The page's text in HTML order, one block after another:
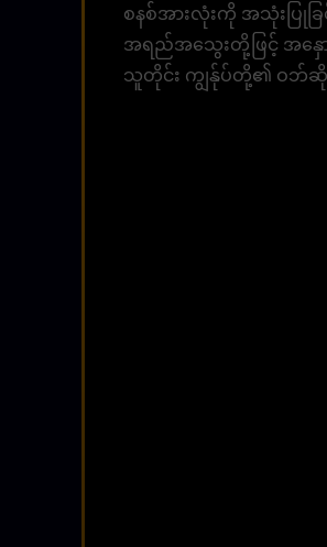
စနစ်အားလုံးကို အသုံးပြုခ
အရည်အသွေးတို့ဖြင့် အနှော
သူတိုင်း ကျွန်ုပ်တို့၏ ဝဘ်ဆိုဒ်